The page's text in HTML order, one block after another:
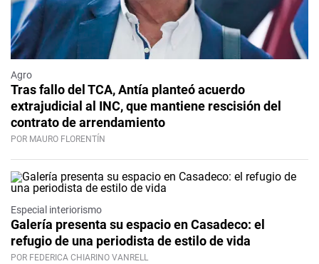
Agro
Tras fallo del TCA, Antía planteó acuerdo
extrajudicial al INC, que mantiene rescisión del
contrato de arrendamiento
POR MAURO FLORENTÍN
Especial interiorismo
Galería presenta su espacio en Casadeco: el
refugio de una periodista de estilo de vida
POR FEDERICA CHIARINO VANRELL